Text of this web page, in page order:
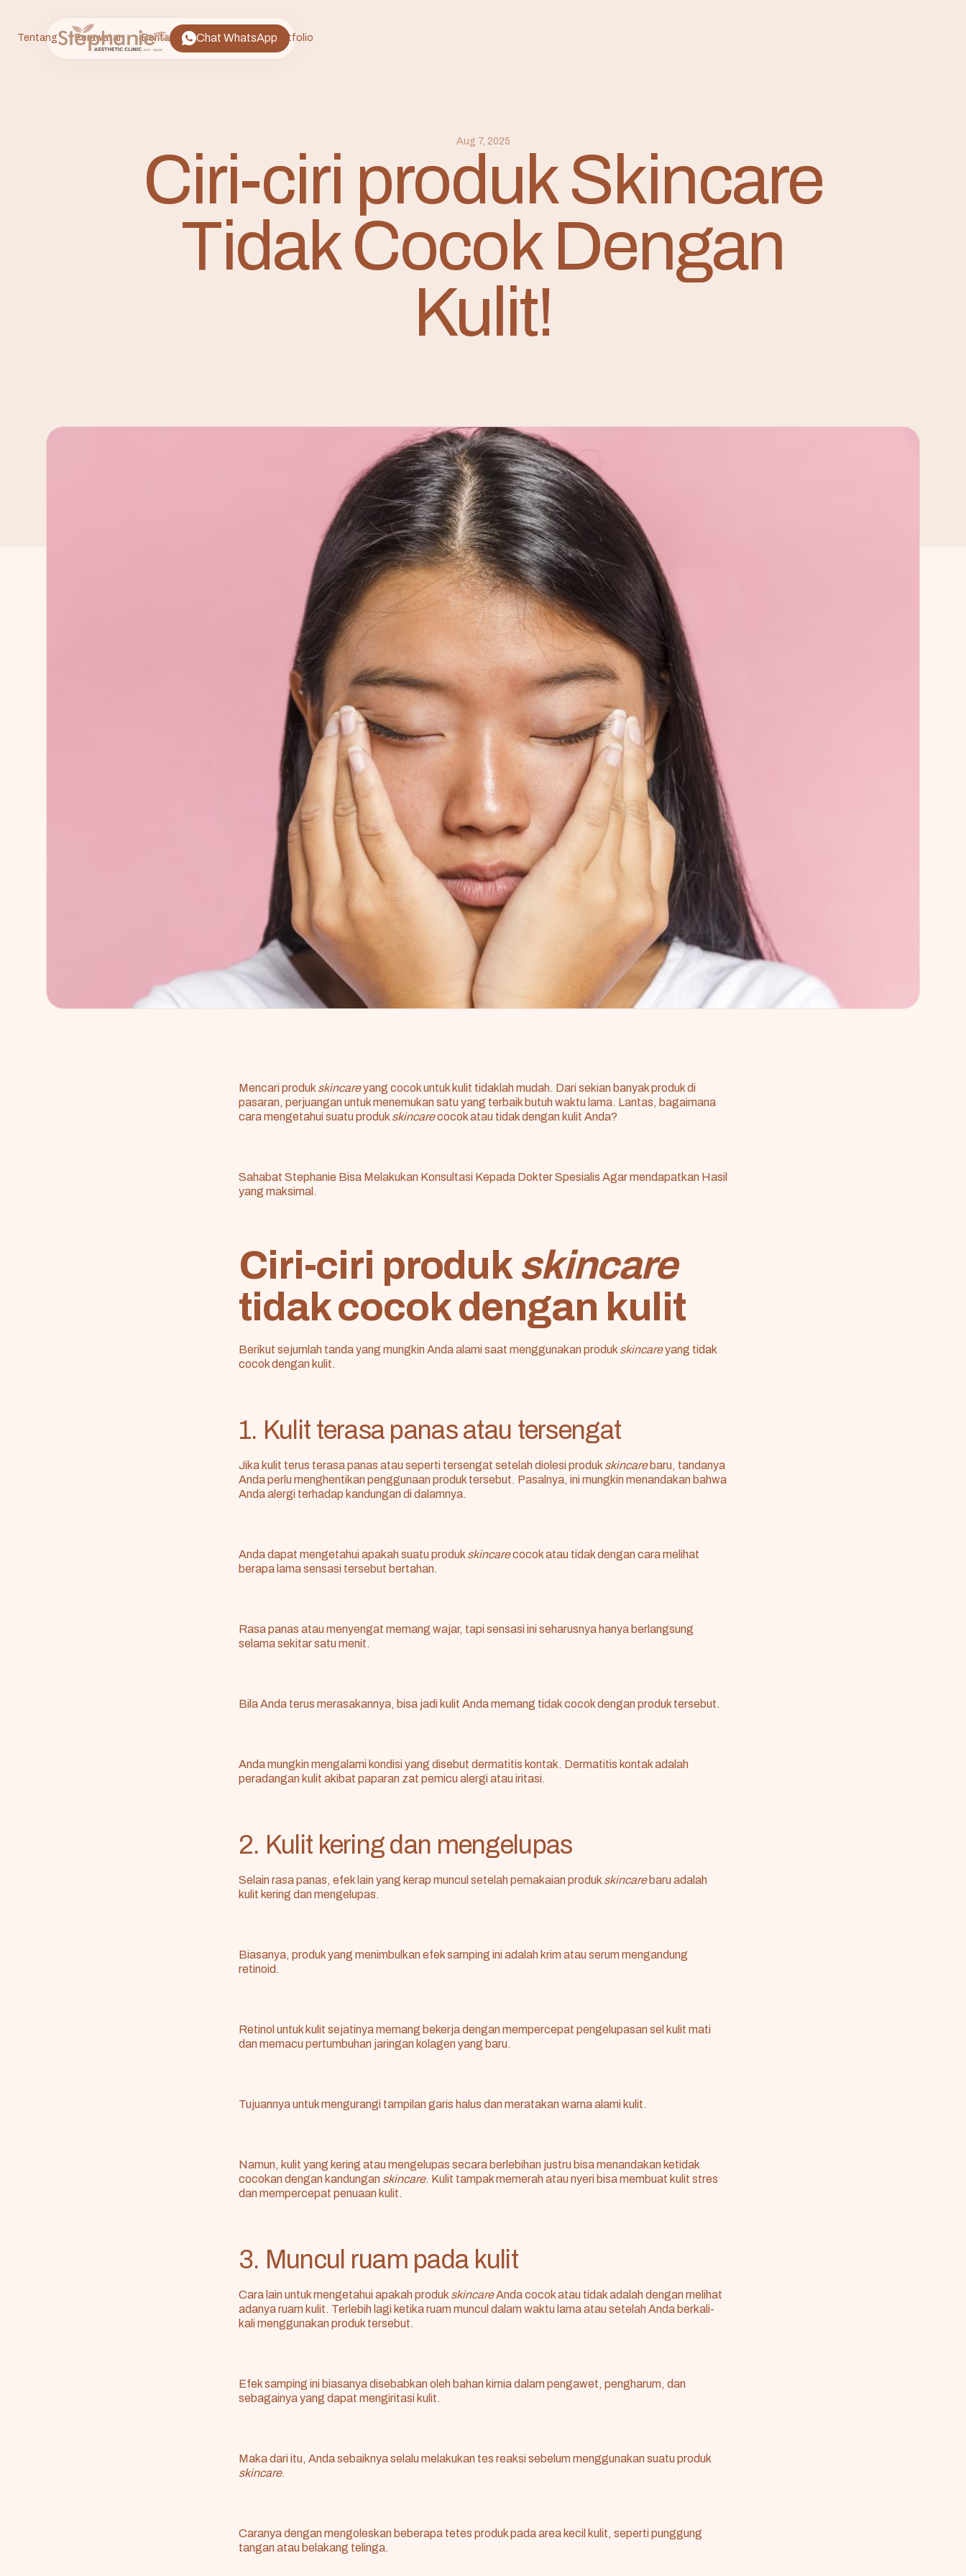
Tentang Perawatan Berita FAQ Lokasi Portfolio
Chat WhatsApp
Aug 7, 2025
Ciri-ciri produk Skincare
Tidak Cocok Dengan
Kulit!
Mencariproduk skincareyang cocok untuk kulit tidaklah mudah. Dari sekian banyak produk di
pasaran, perjuangan untuk menemukan satu yang terbaik butuh waktu lama. Lantas, bagaimana
cara mengetahui suatu produk skincarecocok atau tidak dengan kulit Anda?
Sahabat Stephanie Bisa Melakukan Konsultasi Kepada DokterSpesialis Agar mendapatkan Hasil
yang maksimal.
Ciri-ciri produk skincare
tidak cocok dengan kulit
Berikut sejumlah tanda yang mungkin Anda alami saat menggunakan produk skincareyang tidak
cocok dengan kulit.
1. Kulit terasa panas atau tersengat
Jika kulit terus terasa panas atau seperti tersengat setelah diolesi produk skincare baru, tandanya
Anda perlu menghentikan penggunaan produk tersebut. Pasalnya, ini mungkin menandakan bahwa
Anda alergi terhadap kandungan di dalamnya.
Anda dapat mengetahui apakah suatu produk skincarecocok atau tidak dengan cara melihat
berapa lama sensasi tersebut bertahan.
Rasa panas atau menyengat memang wajar, tapi sensasi ini seharusnya hanya berlangsung
selama sekitar satu menit.
Bila Anda terus merasakannya, bisa jadi kulit Anda memang tidak cocok dengan produk tersebut.
Anda mungkin mengalami kondisi yang disebut dermatitis kontak. Dermatitis kontak adalah
peradangan kulit akibat paparan zat pemicu alergi atau iritasi.
2. Kulit kering dan mengelupas
Selain rasa panas, efek lain yang kerap muncul setelah pemakaian produk skincare baru adalah
kulit kering dan mengelupas.
Biasanya, produk yang menimbulkan efek samping ini adalah krim atau serum mengandung
retinoid.
Retinol untuk kulit sejatinya memang bekerja dengan mempercepat pengelupasan sel kulit mati
dan memacu pertumbuhan jaringan kolagen yang baru.
Tujuannya untuk mengurangi tampilan garis halus dan meratakan warna alami kulit.
Namun, kulit yang kering atau mengelupas secara berlebihan justru bisa menandakan ketidak
cocokan dengan kandungan skincare. Kulit tampak memerah atau nyeri bisa membuat kulit stres
dan mempercepat penuaan kulit.
3. Muncul ruam pada kulit
Cara lain untuk mengetahui apakah produk skincareAnda cocok atau tidak adalah dengan melihat
adanyaruam kulit. Terlebih lagi ketika ruam muncul dalam waktu lama atau setelah Anda berkali-
kali menggunakan produk tersebut.
Efek samping ini biasanya disebabkan oleh bahan kimia dalam pengawet, pengharum, dan
sebagainya yang dapat mengiritasi kulit.
Maka dari itu, Anda sebaiknya selalu melakukan tes reaksi sebelum menggunakan suatu produk
skincare.
Caranya dengan mengoleskan beberapa tetes produk pada area kecil kulit, seperti punggung
tangan atau belakang telinga.